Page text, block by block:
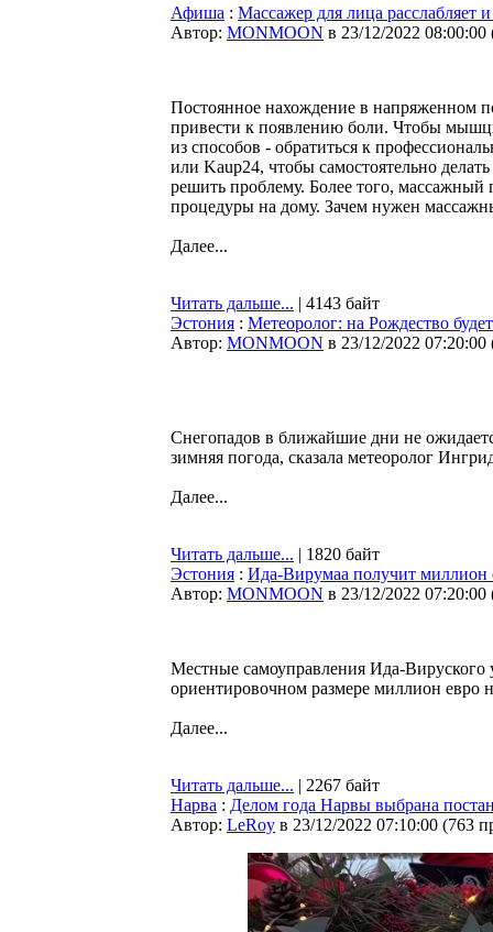
Афиша : Массажер для лица
Автор: MONMOON в 23/12/2022 08:00:00
Постоянное нахождение в напряженном
привести к появлению боли. Чтобы
из способов - обратиться к
или Kaup24, чтобы самостоятельно
решить проблему. Более того, массажный
процедуры на дому. Зачем нужен
Далее...
Читать дальше... | 4143 байт
Эстония : Метеоролог: на Рождество
Автор: MONMOON в 23/12/2022 07:20:00
Снегопадов в ближайшие дни не
зимняя погода, сказала метеоролог
Далее...
Читать дальше... | 1820 байт
Эстония : Ида-Вирумаа получит миллион
Автор: MONMOON в 23/12/2022 07:20:00
Местные самоуправления Ида-Вируского
ориентировочном размере миллион
Далее...
Читать дальше... | 2267 байт
Нарва : Делом года Нарвы выбрана
Автор: LeRoy в 23/12/2022 07:10:00 (763